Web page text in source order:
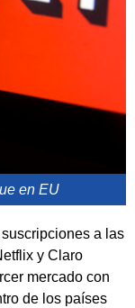
en EU
a las
y Claro
mercado con
de los países